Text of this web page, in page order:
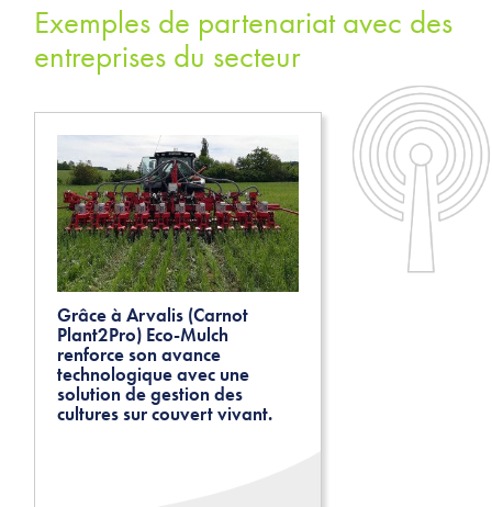
Exemples de partenariat avec des
entreprises du secteur
Grâce à Arvalis (Carnot
Plant2Pro) Eco-Mulch
renforce son avance
technologique avec une
solution de gestion des
cultures sur couvert vivant.